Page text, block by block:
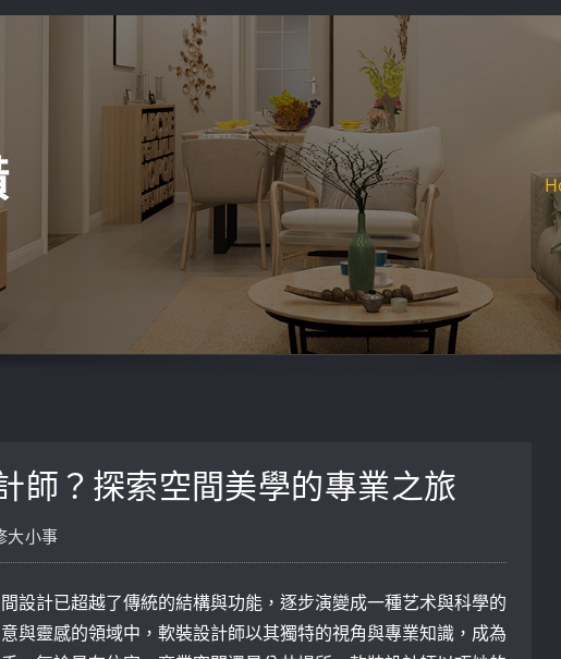
師？探索空間美學的專業之旅
大小事
設計已超越了傳統的結構與功能，逐步演變成一種艺术與科學的
與靈感的領域中，軟裝設計師以其獨特的視角與專業知識，成為